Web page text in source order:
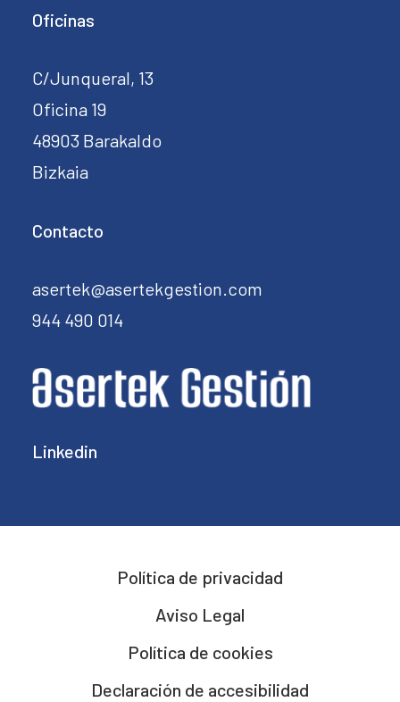
Linkedin
Oficinas
C/Junqueral, 13
Oficina 19
48903 Barakaldo
Bizkaia
Contacto
asertek@asertekgestion.com
944 490 014
Política de privacidad
Aviso Legal
Política de cookies
Declaración de accesibilidad